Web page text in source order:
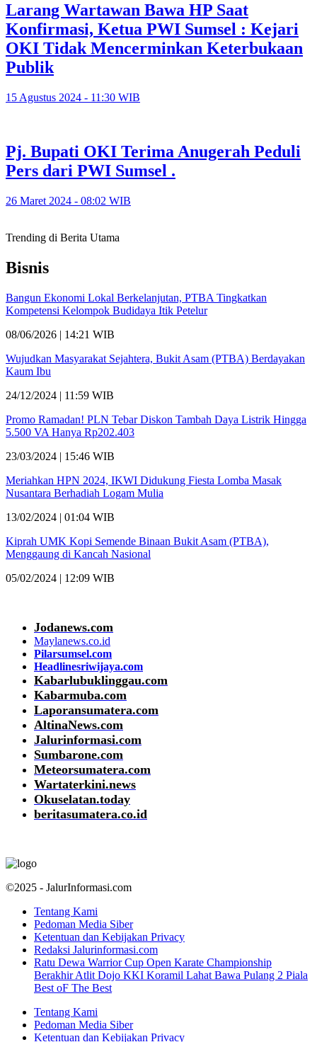
Larang Wartawan Bawa HP Saat
Konfirmasi, Ketua PWI Sumsel : Kejari
OKI Tidak Mencerminkan Keterbukaan
Publik
15 Agustus 2024 - 11:30 WIB
Pj. Bupati OKI Terima Anugerah Peduli
Pers dari PWI Sumsel .
26 Maret 2024 - 08:02 WIB
Trending di Berita Utama
Bisnis
Bangun Ekonomi Lokal Berkelanjutan, PTBA Tingkatkan
Kompetensi Kelompok Budidaya Itik Petelur
08/06/2026 | 14:21 WIB
Wujudkan Masyarakat Sejahtera, Bukit Asam (PTBA) Berdayakan
Kaum Ibu
24/12/2024 | 11:59 WIB
Promo Ramadan! PLN Tebar Diskon Tambah Daya Listrik Hingga
5.500 VA Hanya Rp202.403
23/03/2024 | 15:46 WIB
Meriahkan HPN 2024, IKWI Didukung Fiesta Lomba Masak
Nusantara Berhadiah Logam Mulia
13/02/2024 | 01:04 WIB
Kiprah UMK Kopi Semende Binaan Bukit Asam (PTBA),
Menggaung di Kancah Nasional
05/02/2024 | 12:09 WIB
Jodanews.com
Maylanews.co.id
Pilarsumsel.com
Headlinesriwijaya.com
Kabarlubuklinggau.com
Kabarmuba.com
Laporansumatera.com
AltinaNews.com
Jalurinformasi.com
Sumbarone.com
Meteorsumatera.com
Wartaterkini.news
Okuselatan.today
beritasumatera.co.id
©2025 - JalurInformasi.com
Tentang Kami
Pedoman Media Siber
Ketentuan dan Kebijakan Privacy
Redaksi Jalurinformasi.com
Ratu Dewa Warrior Cup Open Karate Championship
Berakhir Atlit Dojo KKI Koramil Lahat Bawa Pulang 2 Piala
Best oF The Best
Tentang Kami
Pedoman Media Siber
Ketentuan dan Kebijakan Privacy